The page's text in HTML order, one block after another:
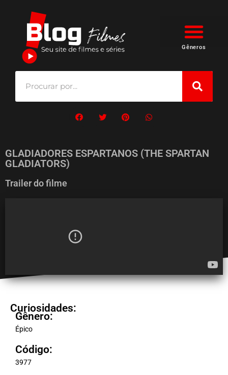
Gêneros
GLADIADORES ESPARTANOS (THE SPARTAN
GLADIATORS)
Trailer do filme
Curiosidades:
Gênero:
Épico
Código:
3977